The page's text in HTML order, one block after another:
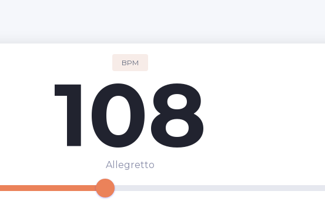
BPM
108
Allegretto